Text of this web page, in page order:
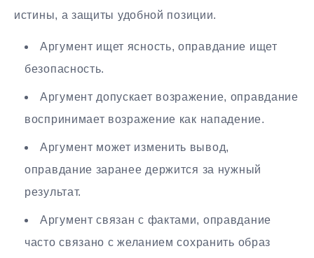
истины, а защиты удобной позиции.
Аргумент ищет ясность, оправдание ищет
безопасность.
Аргумент допускает возражение, оправдание
воспринимает возражение как нападение.
Аргумент может изменить вывод,
оправдание заранее держится за нужный
результат.
Аргумент связан с фактами, оправдание
часто связано с желанием сохранить образ